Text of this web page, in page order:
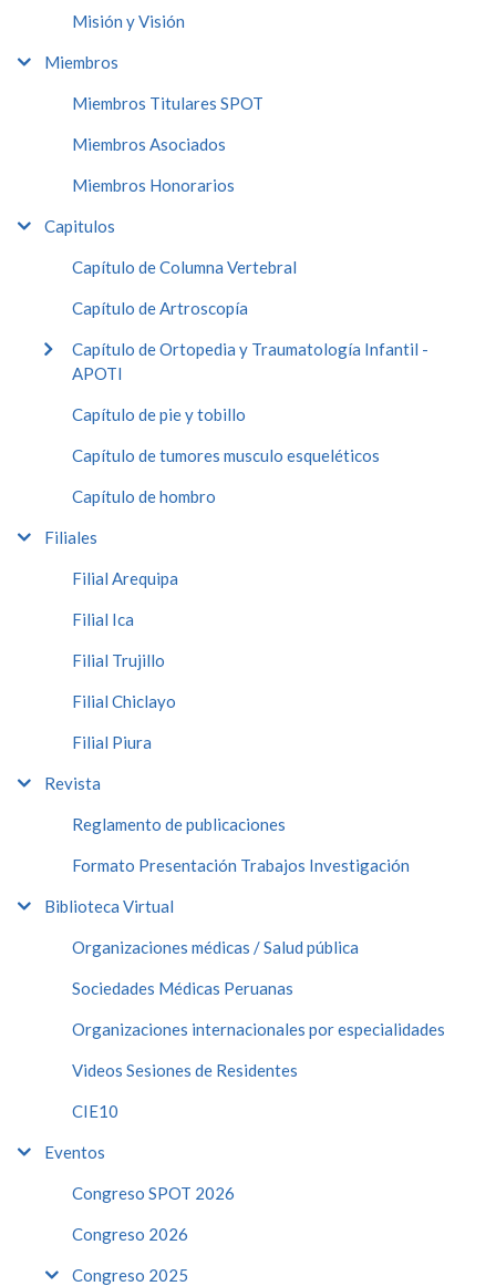
Misión y Visión
Miembros
Miembros Titulares SPOT
Miembros Asociados
Miembros Honorarios
Capitulos
Capítulo de Columna Vertebral
Capítulo de Artroscopía
Capítulo de Ortopedia y Traumatología Infantil -
APOTI
Capítulo de pie y tobillo
Capítulo de tumores musculo esqueléticos
Capítulo de hombro
Filiales
Filial Arequipa
Filial Ica
Filial Trujillo
Filial Chiclayo
Filial Piura
Revista
Reglamento de publicaciones
Formato Presentación Trabajos Investigación
Biblioteca Virtual
Organizaciones médicas / Salud pública
Sociedades Médicas Peruanas
Organizaciones internacionales por especialidades
Videos Sesiones de Residentes
CIE10
Eventos
Congreso SPOT 2026
Congreso 2026
Congreso 2025